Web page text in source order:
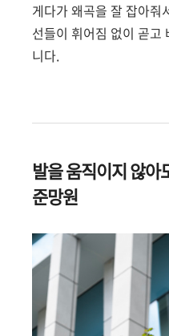
게다가 왜곡을 잘 잡아줘
선들이 휘어짐 없이 곧고
니다.
발을 움직이지 않
준망원